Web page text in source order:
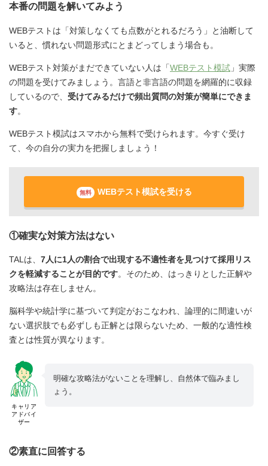
本番の問題を解いてみよう
WEBテストは「対策しなくても点数がとれるだろう」と油断して
いると、慣れない問題形式にとまどってしまう場合も。
WEBテスト対策がまだできていない人は「WEBテスト模試 」実際
の問題を受けてみましょう。言語と非言語の問題を網羅的に収録
しているので、 受けてみるだけで頻出質問の対策が簡単にできま
す。
WEBテスト模試はスマホから無料で受けられます。今すぐ受け
て、今の自分の実力を把握しましょう！
無料 WEBテスト模試を受ける
①確実な対策方法はない
TALは、 7人に1人の割合で出現する不適性者を見つけて採用リス
クを軽減することが目的です。そのため、はっきりとした正解や
攻略法は存在しません。
脳科学や統計学に基づいて判定がおこなわれ、論理的に間違いが
ない選択肢でも必ずしも正解とは限らないため、一般的な適性検
査とは性質が異なります。
キャリア
アドバイ
ザー
明確な攻略法がないことを理解し、自然体で臨みまし
ょう。
②素直に回答する